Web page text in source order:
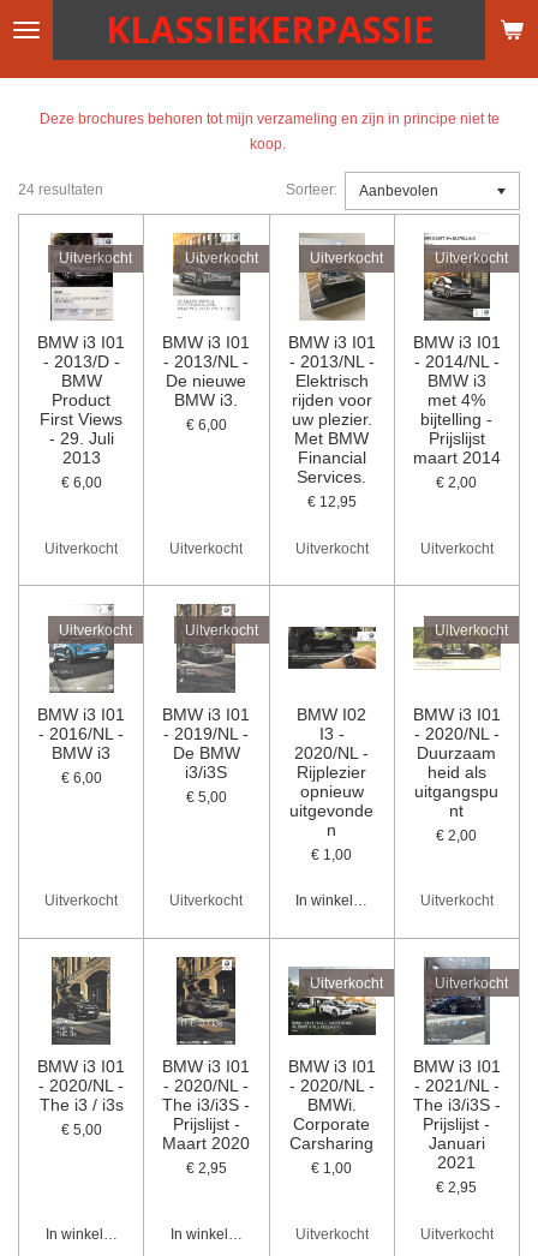
Ga
hoofdinhoud
KLASSIEKERPASSIE
Deze brochures behoren tot mijn verzameling en zijn in principe niet te
koop.
24 resultaten Sorteer:
Uitverkocht
BMW i3 I01
- 2013/D -
BMW
Product
First Views
- 29. Juli
2013
€ 6,00
Uitverkocht
Uitverkocht
BMW i3 I01
- 2013/NL -
De nieuwe
BMW i3.
€ 6,00
Uitverkocht
Uitverkocht
BMW i3 I01
- 2013/NL -
Elektrisch
rijden voor
uw plezier.
Met BMW
Financial
Services.
€ 12,95
Uitverkocht
Uitverkocht
BMW i3 I01
- 2014/NL -
BMW i3
met 4%
bijtelling -
Prijslijst
maart 2014
€ 2,00
Uitverkocht
Uitverkocht
BMW i3 I01
- 2016/NL -
BMW i3
€ 6,00
Uitverkocht
Uitverkocht
BMW i3 I01
- 2019/NL -
De BMW
i3/i3S
€ 5,00
Uitverkocht
BMW I02
I3 -
2020/NL -
Rijplezier
opnieuw
uitgevonde
n
€ 1,00
In winkelwagen
Uitverkocht
BMW i3 I01
- 2020/NL -
Duurzaam
heid als
uitgangspu
nt
€ 2,00
Uitverkocht
BMW i3 I01
- 2020/NL -
The i3 / i3s
€ 5,00
In winkelwagen
BMW i3 I01
- 2020/NL -
The i3/i3S -
Prijslijst -
Maart 2020
€ 2,95
In winkelwagen
Uitverkocht
BMW i3 I01
- 2020/NL -
BMWi.
Corporate
Carsharing
€ 1,00
Uitverkocht
Uitverkocht
BMW i3 I01
- 2021/NL -
The i3/i3S -
Prijslijst -
Januari
2021
€ 2,95
Uitverkocht